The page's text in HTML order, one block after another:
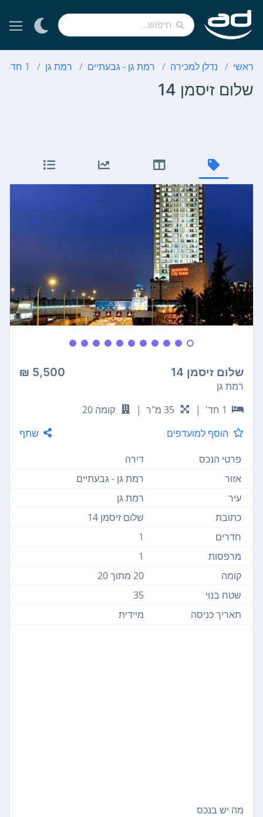
ראשי נדלן למכירה רמת גן - גבעתיים רמת גן 1 חדרים
שלום זיסמן 14
שלום זיסמן 14 5,500 ₪
רמת גן
1 חד'
| 35 מ"ר |
קומה 20
הוסף למועדפים
שתף
פרטי הנכס
דירה
אזור
רמת גן - גבעתיים
עיר
רמת גן
כתובת
שלום זיסמן 14
חדרים
1
מרפסות
1
קומה
20 מתוך 20
שטח בנוי
35
תאריך כניסה
מיידית
מה יש בנכס